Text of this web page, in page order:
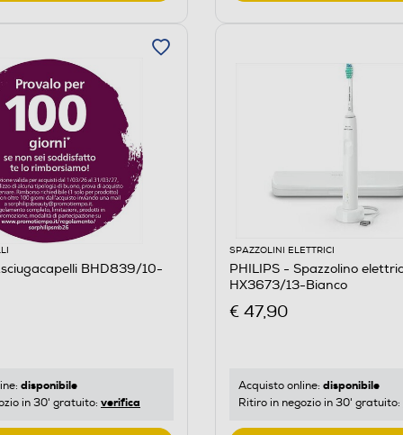
BHD839/10-
disponibile
in 30' gratuito: verifica
SPAZZOLINI ELETTRICI
PHILIPS - Spazzolino
HX3673/13-Bianco
€ 47,90
Acquisto online: disponibile
Ritiro in negozio in 30' gratuito: